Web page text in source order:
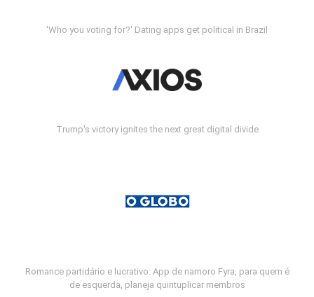
'Who you voting for?' Dating apps get political in Brazil
Trump's victory ignites the next great digital divide
Romance partidário e lucrativo: App de namoro Fyra, para quem é
de esquerda, planeja quintuplicar membros